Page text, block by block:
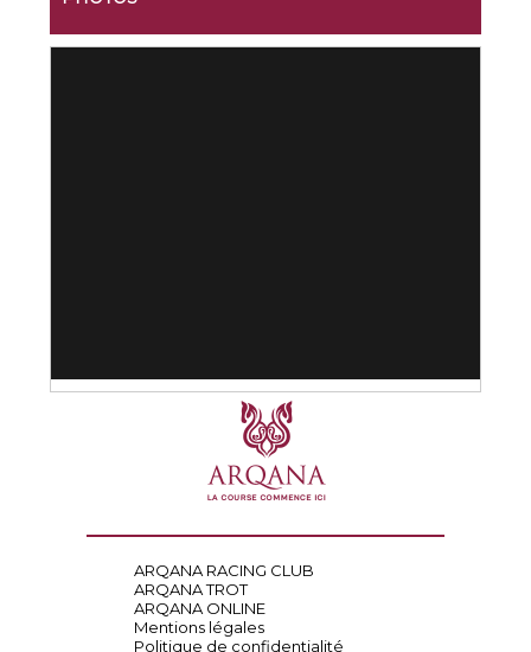
ARQANA RACING CLUB
ARQANA TROT
ARQANA ONLINE
Mentions légales
Politique de confidentialité